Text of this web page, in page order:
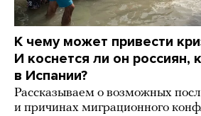
К чему может привести
И коснется ли он россиян,
в Испании?
Рассказываем о возможных
и причинах миграционного